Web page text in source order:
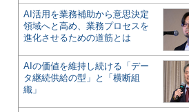
AI活用を業務補助から意思決定
領域へと高め、業務プロセスを
進化させるための道筋とは
AIの価値を維持し続ける「デー
タ継続供給の型」と「横断組
織」